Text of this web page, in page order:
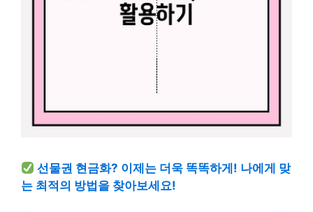
선물권 현금화? 이제는 더욱 똑똑하게! 나에게 맞
는 최적의 방법을 찾아보세요!